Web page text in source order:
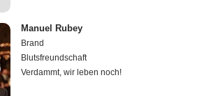
Manuel Rubey
Brand
Blutsfreundschaft
Verdammt, wir leben noch!